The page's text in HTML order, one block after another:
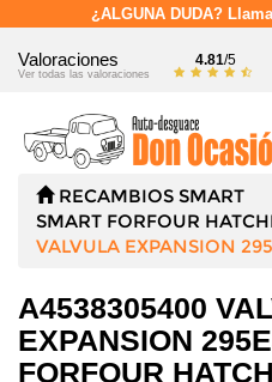
¿ALGUNA DUDA?
Valoraciones
Ver todas las valoraciones
4.81/5
RECAMBIOS SMART
SMART FORFOUR
VALVULA EXPANSION
A4538305400
EXPANSION
FORFOUR